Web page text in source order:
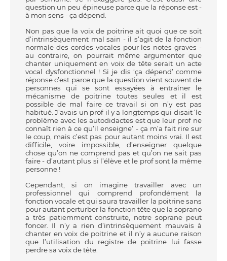
question un peu épineuse parce que la réponse est -
à mon sens - ça dépend.
Non pas que la voix de poitrine ait quoi que ce soit
d’intrinsèquement mal sain - il s’agit de la fonction
normale des cordes vocales pour les notes graves -
au contraire, on pourrait même argumenter que
chanter uniquement en voix de tête serait un acte
vocal dysfonctionnel ! Si je dis ‘ça dépend’ comme
réponse c’est parce que la question vient souvent de
personnes qui se sont essayées à entraîner le
mécanisme de poitrine toutes seules et il est
possible de mal faire ce travail si on n’y est pas
habitué. J’avais un prof il y a longtemps qui disait ‘le
problème avec les autodidactes est que leur prof ne
connaît rien à ce qu’il enseigne’ - ça m’a fait rire sur
le coup, mais c’est pas pour autant moins vrai. Il est
difficile, voire impossible, d’enseigner quelque
chose qu’on ne comprend pas et qu’on ne sait pas
faire - d’autant plus si l’élève et le prof sont la même
personne !
Cependant, si on imagine travailler avec un
professionnel qui comprend profondément la
fonction vocale et qui saura travailler la poitrine sans
pour autant perturber la fonction tête que la soprano
a très patiemment construite, notre soprane peut
foncer. Il n’y a rien d’intrinsèquement mauvais à
chanter en voix de poitrine et il n’y a aucune raison
que l’utilisation du registre de poitrine lui fasse
perdre sa voix de tête.